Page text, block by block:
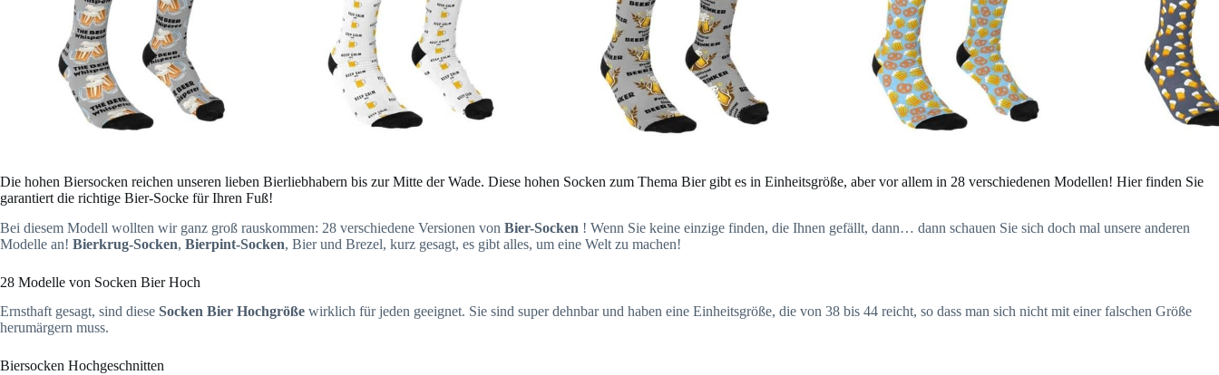
Die hohen Biersocken reichen unseren lieben Bierliebhabern bis zur Mitte der Wade. Diese hohen Socken zum Thema Bier gibt es in Einheitsgröße, aber vor allem in 28 verschiedenen Modellen! Hier finden Sie
garantiert die richtige Bier-Socke für Ihren Fuß!
Bei diesem Modell wollten wir ganz groß rauskommen: 28 verschiedene Versionen von Bier-Socken ! Wenn Sie keine einzige finden, die Ihnen gefällt, dann… dann schauen Sie sich doch mal unsere anderen
Modelle an! Bierkrug-Socken, Bierpint-Socken, Bier und Brezel, kurz gesagt, es gibt alles, um eine Welt zu machen!
28 Modelle von Socken Bier Hoch
Ernsthaft gesagt, sind diese Socken Bier Hochgröße wirklich für jeden geeignet. Sie sind super dehnbar und haben eine Einheitsgröße, die von 38 bis 44 reicht, so dass man sich nicht mit einer falschen Größe
herumärgern muss.
Biersocken Hochgeschnitten